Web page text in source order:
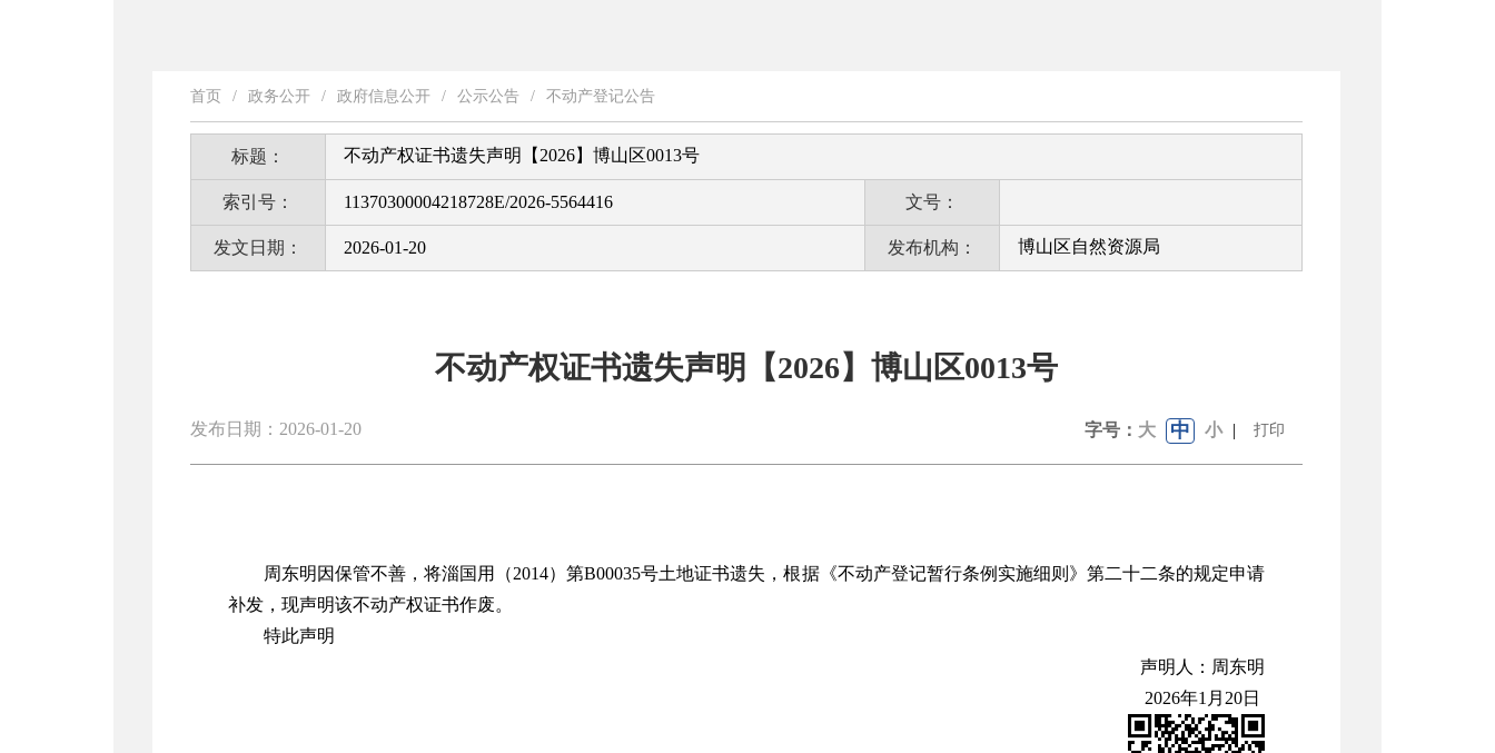
首页 / 政务公开 / 政府信息公开 / 公示公告 / 不动产登记公告
标题： 不动产权证书遗失声明【2026】博山区0013号
索引号： 11370300004218728E/2026-5564416 文号：
发文日期： 2026-01-20 发布机构： 博山区自然资源局
不动产权证书遗失声明【2026】博山区0013号
发布日期：2026-01-20 字号： 大 中 小 | 打印
周东明因保管不善，将淄国用（2014）第B00035号土地证书遗失，根据《不动产登记暂行条例实施细则》第二十二条的规定申请
补发，现声明该不动产权证书作废。
特此声明
声明人：周东明
2026年1月20日